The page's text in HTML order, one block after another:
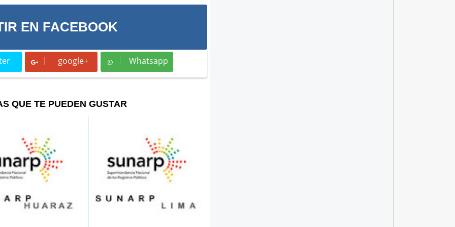
EN FACEBOOK
google+ Whatsapp
Whatsapp
QUE TE PUEDEN GUSTAR